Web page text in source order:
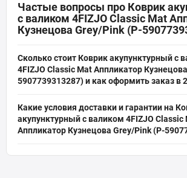
Частые вопросы про Коврик
с валиком 4FIZJO Classic Mat
Кузнецова Grey/Pink (P-
Сколько стоит Коврик акупунктурный с
4FIZJO Classic Mat Аппликатор
5907739313287) и как оформить заказ в
акупунктурный с валиком 4FIZJO Classic Mat
Кузнецова Grey/Pink (P-5907739313287)
можете быстро и безопасно заказать этот
Какие условия доставки и гарантии на
акупунктурный с валиком 4FIZJO Classic
Аппликатор Кузнецова Grey/Pink (P-